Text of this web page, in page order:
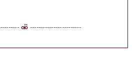
⚮̈ ┈┈┈┈┈┈